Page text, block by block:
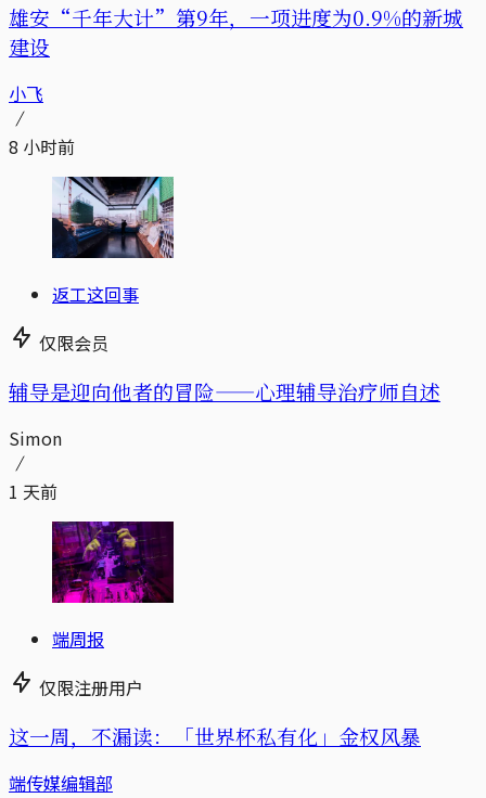
雄安“千年大计”第9年，一项进度为0.9%的新城
建设
小飞
8 小时前
返工这回事
仅限会员
辅导是迎向他者的冒险——心理辅导治疗师自述
Simon
1 天前
端周报
仅限注册用户
这一周，不漏读：「世界杯私有化」金权风暴
端传媒编辑部